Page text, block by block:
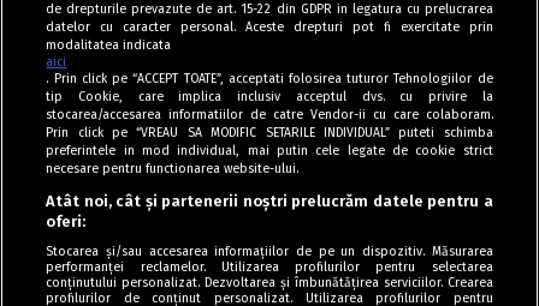
Tag index
Program Antena 1
Politica de cookies
de drepturile prevazute de art. 15-22 din GDPR in legatura cu prelucrarea
datelor cu caracter personal. Aceste drepturi pot fi exercitate prin
modalitatea indicata
aici
. Prin click pe “ACCEPT TOATE”, acceptati folosirea tuturor Tehnologiilor de
tip Cookie, care implica inclusiv acceptul dvs. cu privire la
stocarea/accesarea informatiilor de catre Vendor-ii cu care colaboram.
Prin click pe “VREAU SA MODIFIC SETARILE INDIVIDUAL” puteti schimba
preferintele in mod individual, mai putin cele legate de cookie strict
necesare pentru functionarea website-ului.
Atât noi, cât și partenerii noștri prelucrăm datele pentru a
oferi:
Stocarea și/sau accesarea informațiilor de pe un dispozitiv. Măsurarea
performanței reclamelor. Utilizarea profilurilor pentru selectarea
conținutului personalizat. Dezvoltarea și îmbunătățirea serviciilor. Crearea
profilurilor de conținut personalizat. Utilizarea profilurilor pentru